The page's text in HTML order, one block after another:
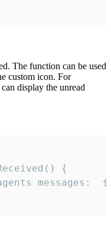
The function can be used
custom icon. For
display the unread
{